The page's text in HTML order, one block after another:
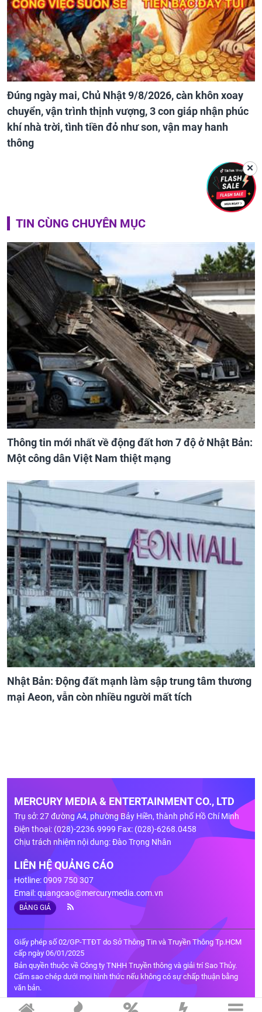
Đúng ngày mai, Chủ Nhật 9/8/2026, càn khôn xoay
chuyển, vận trình thịnh vượng, 3 con giáp nhận phúc
khí nhà trời, tình tiền đỏ như son, vận may hanh
thông
TIN CÙNG CHUYÊN MỤC
Thông tin mới nhất về động đất hơn 7 độ ở Nhật Bản:
Một công dân Việt Nam thiệt mạng
Nhật Bản: Động đất mạnh làm sập trung tâm thương
mại Aeon, vẫn còn nhiều người mất tích
MERCURY MEDIA & ENTERTAINMENT CO., LTD
Trụ sở: 27 đường A4, phường Bảy Hiền, thành phố Hồ Chí Minh
Điện thoại: (028)-2236.9999 Fax: (028)-6268.0458
Chịu trách nhiệm nội dung: Đào Trọng Nhân
LIÊN HỆ QUẢNG CÁO
Hotline: 0909 750 307
Email:quangcao@mercurymedia.com.vn
BẢNG GIÁ
Giấy phép số 02/GP-TTĐT do Sở Thông Tin và Truyền Thông Tp.HCM
cấp ngày 06/01/2025
Bản quyền thuộc về Công ty TNHH Truyền thông và giải trí Sao Thủy.
Cấm sao chép dưới mọi hình thức nếu không có sự chấp thuận bằng
văn bản.
✕